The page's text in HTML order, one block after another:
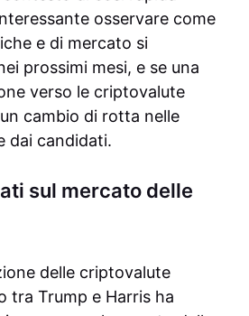
osservare come
e di mercato si
prossimi mesi, e se una
verso le criptovalute
cambio di rotta nelle
dai candidati.
sul mercato delle
delle criptovalute
tra Trump e Harris ha